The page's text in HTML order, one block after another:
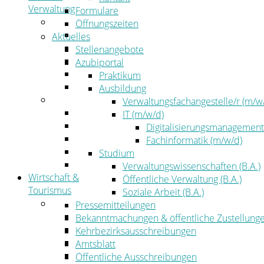
Verwaltung
Politik
Kreistag
Kreistagsinformationssystem
Bürgerinformationssystem
Wahlen
Leitbild
Der Landrat
Kommunalaufsicht
Zahlen, Daten, Fakten
Wirtschaft &
Tourismus
Wirtschaft
Wirtschaftsförderung
Gewerbeflächen und Unternehmen
Arbeitgeberservice
Mobilfunk & Breitband
Formulare
Öffnungszeiten
Aktuelles
Stellenangebote
Azubiportal
Praktikum
Ausbildung
Verwaltungsfachangestelle/r (m/
IT (m/w/d)
Fachinformatik (m/w/d)
Studium
Verwaltungswissenschaften (B.A.)
Öffentliche Verwaltung (B.A.)
Soziale Arbeit (B.A.)
Pressemitteilungen
Bekanntmachungen & öffentliche
Kehrbezirksausschreibungen
Amtsblatt
Öffentliche Ausschreibungen